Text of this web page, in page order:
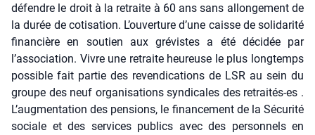
défendre le droit à la retraite à 60 ans sans allon­ge­ment de
la durée de coti­sa­tion. L’ouverture d’une caisse de soli­da­ri­té
finan­cière en sou­tien aux gré­vistes a été déci­dée par
l’association. Vivre une retraite heu­reuse le plus long­temps
pos­sible fait par­tie des reven­di­ca­tions de LSR au sein du
groupe des neuf orga­ni­sa­tions syn­di­cales des retrai­tés-es .
L’augmentation des pen­sions, le finan­ce­ment de la Sécu­ri­té
sociale et des ser­vices publics avec des per­son­nels en